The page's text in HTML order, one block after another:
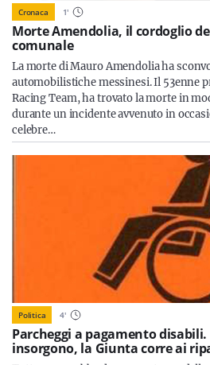
Cronaca 1'
Morte Amendolia, il cordoglio
comunale
La morte di Mauro Amendolia ha
automobilistiche messinesi. Il 53enne
Racing Team, ha trovato la morte in
durante un incidente avvenuto in
celebre…
Politica 4'
Parcheggi a pagamento disabili.
insorgono, la Giunta corre ai